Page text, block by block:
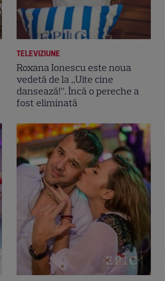
TELEVIZIUNE
Roxana Ionescu este noua
vedetă de la „Uite cine
dansează!”. Încă o pereche a
fost eliminată